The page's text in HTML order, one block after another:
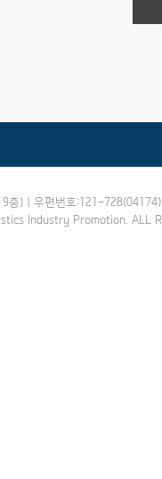
9층) | 우편번호:121-
Industry Promotion. ALL